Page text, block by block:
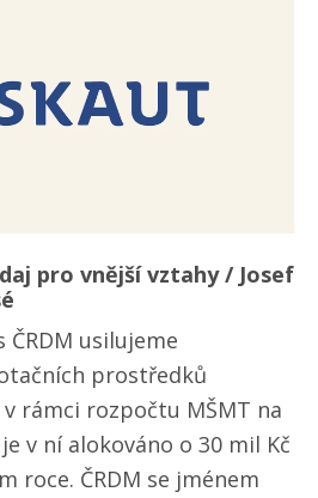
pro vnější vztahy / Josef
usilujeme
prostředků
rámci rozpočtu MŠMT na
v ní alokováno o 30 mil Kč
roce. ČRDM se jménem